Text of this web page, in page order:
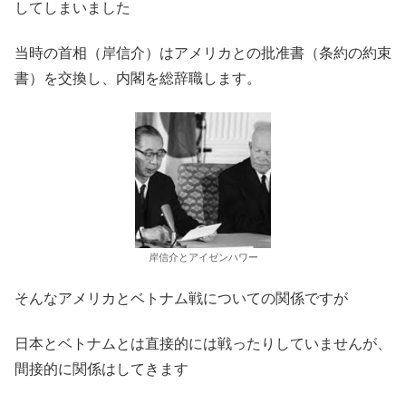
してしまいました
当時の首相（岸信介）はアメリカとの批准書（条約の約束
書）を交換し、内閣を総辞職します。
岸信介とアイゼンハワー
そんなアメリカとベトナム戦についての関係ですが
日本とベトナムとは直接的には戦ったりしていませんが、
間接的に関係はしてきます